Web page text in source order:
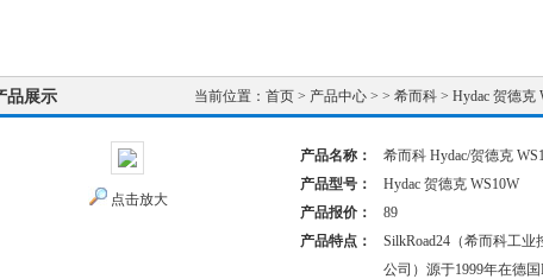
品展示 当前位置： 首页 > 产品中心 > > 希而科 > Hydac 贺德克
点击放大
产品名称：
希而科 Hydac/贺德克
产品型号：
Hydac 贺德克 WS10W
产品报价：
89
产品特点：
SilkRoad24（希而科工
公司）源于1999年在德国